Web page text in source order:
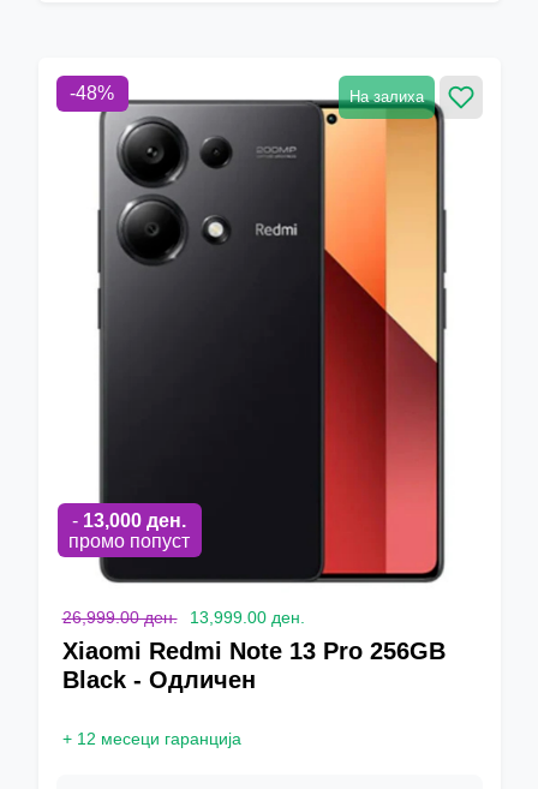
-48% На залиха
- 13,000 ден.
промо попуст
26,999.00 ден. 13,999.00 ден.
Xiaomi Redmi Note 13 Pro 256GB
Black - Одличен
+ 12 месеци гаранција